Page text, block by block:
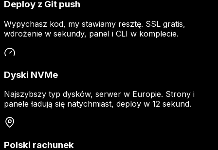
Deploy z Git push
Wypychasz kod, my stawiamy resztę. SSL gratis,
wdrożenie w sekundy, panel i CLI w komplecie.
Dyski NVMe
Najszybszy typ dysków, serwer w Europie. Strony i
panele ładują się natychmiast, deploy w 12 sekund.
Polski rachunek